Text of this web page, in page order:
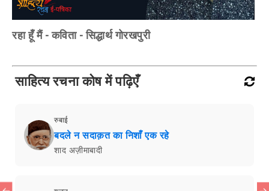
रहा हूँ मैं - कविता - सिद्धार्थ गोरखपुरी
साहित्य रचना कोष में पढ़िएँ
रुबाई
बदले न सदाक़त का निशाँ एक रहे
शाद अज़ीमाबादी